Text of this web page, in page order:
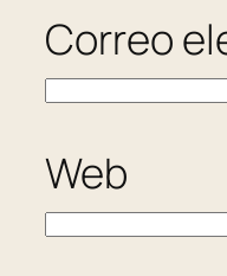
Correo
Web